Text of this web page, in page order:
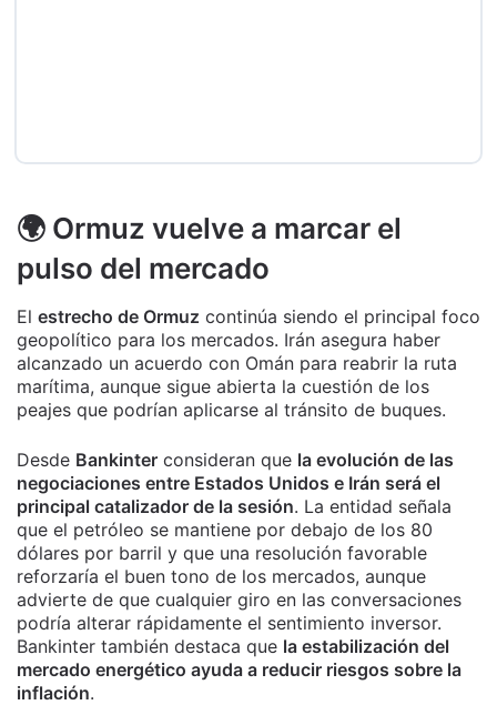
🌍 Ormuz vuelve a marcar el
pulso del mercado
El estrecho de Ormuz continúa siendo el principal foco
geopolítico para los mercados. Irán asegura haber
alcanzado un acuerdo con Omán para reabrir la ruta
marítima, aunque sigue abierta la cuestión de los
peajes que podrían aplicarse al tránsito de buques.
Desde Bankinter consideran que la evolución de las
negociaciones entre Estados Unidos e Irán será el
principal catalizador de la sesión. La entidad señala
que el petróleo se mantiene por debajo de los 80
dólares por barril y que una resolución favorable
reforzaría el buen tono de los mercados, aunque
advierte de que cualquier giro en las conversaciones
podría alterar rápidamente el sentimiento inversor.
Bankinter también destaca que la estabilización del
mercado energético ayuda a reducir riesgos sobre la
inflación.